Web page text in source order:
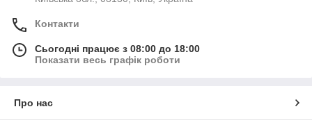
Контакти
Сьогодні працює з 08:00 до 18:00
Показати весь графік роботи
Про нас